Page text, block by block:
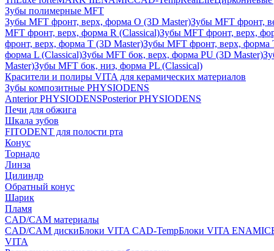
Зубы полимерные MFT
Зубы MFT фронт, верх, форма O (3D Master)Зубы MFT фронт,
MFT фронт, верх, форма R (Classical)Зубы MFT фронт, верх,
фронт, верх, форма T (3D Master)Зубы MFT фронт, верх, форма
форма L (Classical)Зубы MFT бок, верх, форма PU (3D Master)
Master)Зубы MFT бок, низ, форма PL (Classical)
Красители и полиры VITA для керамических материалов
Зубы композитные PHYSIODENS
Anterior PHYSIODENSPosterior PHYSIODENS
Печи для обжига
Шкала зубов
FITODENT для полости рта
Конус
Торнадо
Линза
Цилиндр
Обратный конус
Шарик
Пламя
CAD/CAM материалы
CAD/CAM дискиБлоки VITA CAD-TempБлоки VITA ENAMIC
VITA